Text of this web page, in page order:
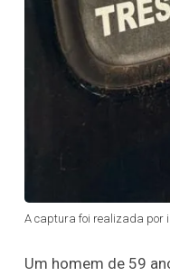
A captura foi realizada por
Um homem de 59